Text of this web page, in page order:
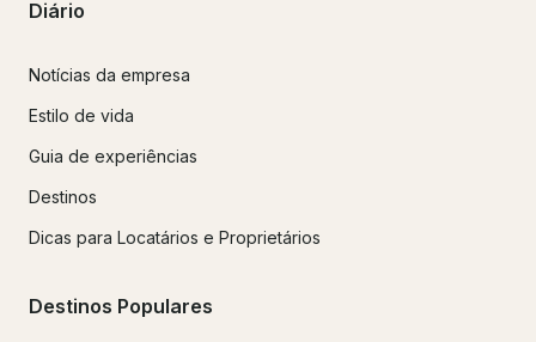
Diário
Notícias da empresa
Estilo de vida
Guia de experiências
Destinos
Dicas para Locatários e Proprietários
Destinos Populares